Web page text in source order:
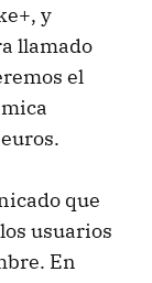
y
llamado
el
que
usuarios
En